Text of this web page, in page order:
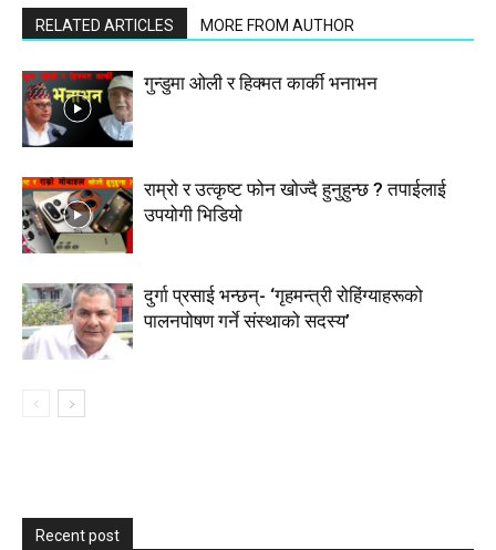
RELATED ARTICLES MORE FROM AUTHOR
गुन्डुमा ओली र हिक्मत कार्की भनाभन
राम्रो र उत्कृष्ट फोन खोज्दै हुनुहुन्छ ? तपाईलाई
उपयोगी भिडियो
दुर्गा प्रसाई भन्छन्- ‘गृहमन्त्री रोहिंग्याहरूको
पालनपोषण गर्ने संस्थाको सदस्य’
Recent post